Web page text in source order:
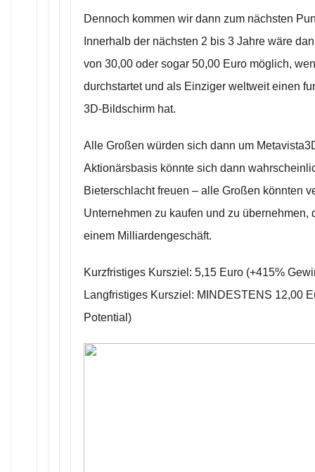
Dennoch kommen wir dann zum nächsten
Innerhalb der nächsten 2 bis 3 Jahre wäre
von 30,00 oder sogar 50,00 Euro möglich,
durchstartet und als Einziger weltweit einen
3D-Bildschirm hat.
Alle Großen würden sich dann um
Aktionärsbasis könnte sich dann
Bieterschlacht freuen – alle Großen könnten
Unternehmen zu kaufen und zu übernehmen,
einem Milliardengeschäft.
Kurzfristiges Kursziel: 5,15 Euro (+415%
Langfristiges Kursziel: MINDESTENS 12,00
Potential)